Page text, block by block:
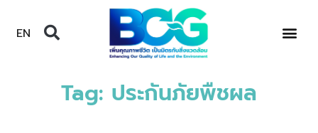
EN
Tag: ประกันภัยพืชผล